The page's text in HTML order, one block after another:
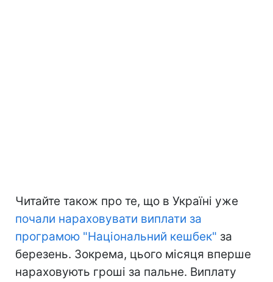
Читайте також про те, що в Україні уже
почали нараховувати виплати за
програмою "Національний кешбек" за
березень. Зокрема, цього місяця вперше
нараховують гроші за пальне. Виплату